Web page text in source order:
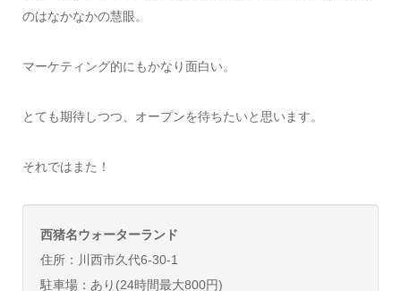
のはなかなかの慧眼。
マーケティング的にもかなり面白い。
とても期待しつつ、オープンを待ちたいと思います。
それではまた！
西猪名ウォーターランド
住所：川西市久代6-30-1
駐車場：あり(24時間最大800円)